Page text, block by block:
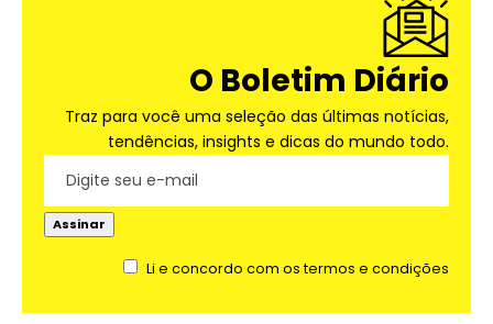
O Boletim Diário
Traz para você uma seleção das últimas notícias,
tendências, insights e dicas do mundo todo.
Li e concordo com os termos e condições